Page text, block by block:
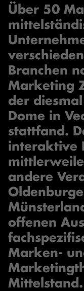
Über 50
Branchen
Marketing
der
Dome in
stattfand.
interaktive
andere
offenen
Marken-
Mittelstand.